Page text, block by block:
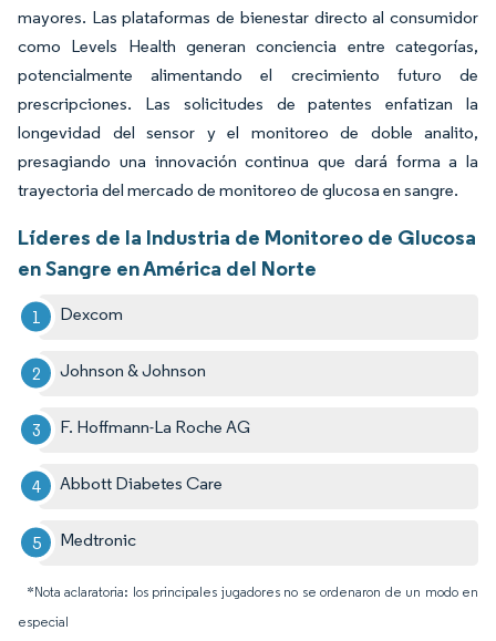
mayores. Las plataformas de bienestar directo al consumidor
como Levels Health generan conciencia entre categorías,
potencialmente alimentando el crecimiento futuro de
prescripciones. Las solicitudes de patentes enfatizan la
longevidad del sensor y el monitoreo de doble analito,
presagiando una innovación continua que dará forma a la
trayectoria del mercado de monitoreo de glucosa en sangre.
Líderes de la Industria de Monitoreo de Glucosa
en Sangre en América del Norte
Dexcom
Johnson & Johnson
F. Hoffmann-La Roche AG
Abbott Diabetes Care
Medtronic
*Nota aclaratoria: los principales jugadores no se ordenaron de un modo en
especial